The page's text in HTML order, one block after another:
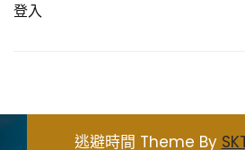
登入
逃避時間 Theme By